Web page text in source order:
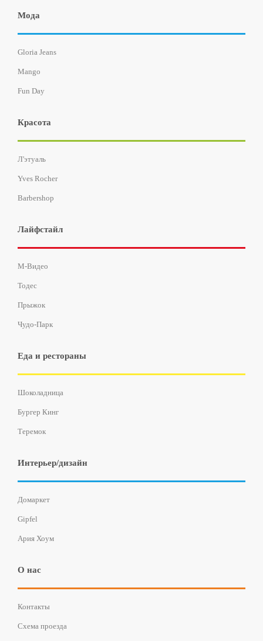
Мода
Gloria Jeans
Mango
Fun Day
Красота
Л'этуаль
Yves Rocher
Barbershop
Лайфстайл
М-Видео
Тодес
Прыжок
Чудо-Парк
Еда и рестораны
Шоколадница
Бургер Кинг
Теремок
Интерьер/дизайн
Домаркет
Gipfel
Ария Хоум
О нас
Контакты
Схема проезда